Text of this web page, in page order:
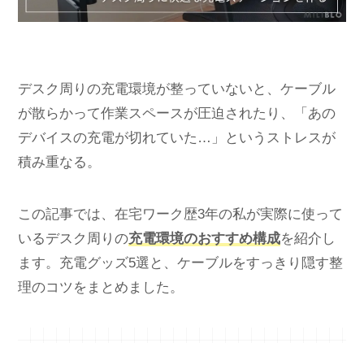
デスク周りの充電環境が整っていないと、ケーブル
が散らかって作業スペースが圧迫されたり、「あの
デバイスの充電が切れていた…」というストレスが
積み重なる。
この記事では、在宅ワーク歴3年の私が実際に使って
いるデスク周りの充電環境のおすすめ構成を紹介し
ます。充電グッズ5選と、ケーブルをすっきり隠す整
理のコツをまとめました。